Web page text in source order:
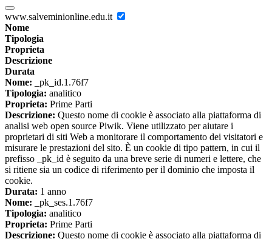
www.salveminionline.edu.it
Nome
Tipologia
Proprieta
Descrizione
Durata
Nome: _pk_id.1.76f7
Tipologia: analitico
Proprieta: Prime Parti
Descrizione: Questo nome di cookie è associato alla piattaforma di
analisi web open source Piwik. Viene utilizzato per aiutare i
proprietari di siti Web a monitorare il comportamento dei visitatori e
misurare le prestazioni del sito. È un cookie di tipo pattern, in cui il
prefisso _pk_id è seguito da una breve serie di numeri e lettere, che
si ritiene sia un codice di riferimento per il dominio che imposta il
cookie.
Durata: 1 anno
Nome: _pk_ses.1.76f7
Tipologia: analitico
Proprieta: Prime Parti
Descrizione: Questo nome di cookie è associato alla piattaforma di